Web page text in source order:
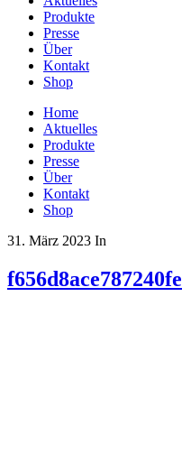
Produkte
Presse
Über
Kontakt
Shop
Home
Aktuelles
Produkte
Presse
Über
Kontakt
Shop
31. März 2023 In